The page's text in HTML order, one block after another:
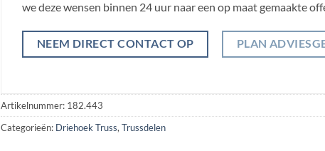
we deze wensen binnen 24 uur naar een op maat gemaakte
NEEM DIRECT CONTACT OP PLAN
Artikelnummer: 182.443
Categorieën: Driehoek Truss, Trussdelen